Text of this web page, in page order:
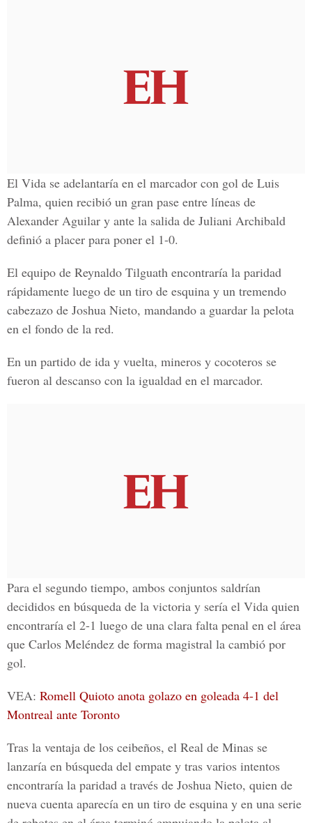
El Vida se adelantaría en el marcador con gol de Luis
Palma, quien recibió un gran pase entre líneas de
Alexander Aguilar y ante la salida de Juliani Archibald
definió a placer para poner el 1-0.
El equipo de Reynaldo Tilguath encontraría la paridad
rápidamente luego de un tiro de esquina y un tremendo
cabezazo de Joshua Nieto, mandando a guardar la pelota
en el fondo de la red.
En un partido de ida y vuelta, mineros y cocoteros se
fueron al descanso con la igualdad en el marcador.
Para el segundo tiempo, ambos conjuntos saldrían
decididos en búsqueda de la victoria y sería el Vida quien
encontraría el 2-1 luego de una clara falta penal en el área
que Carlos Meléndez de forma magistral la cambió por
gol.
VEA: Romell Quioto anota golazo en goleada 4-1 del
Montreal ante Toronto
Tras la ventaja de los ceibeños, el Real de Minas se
lanzaría en búsqueda del empate y tras varios intentos
encontraría la paridad a través de Joshua Nieto, quien de
nueva cuenta aparecía en un tiro de esquina y en una serie